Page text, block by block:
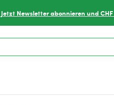
Jetzt Newsletter abonnieren und